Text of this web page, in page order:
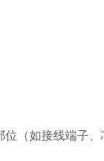
（如接线端子